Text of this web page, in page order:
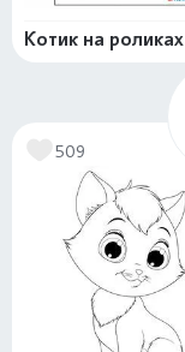
Котик на роликах
509